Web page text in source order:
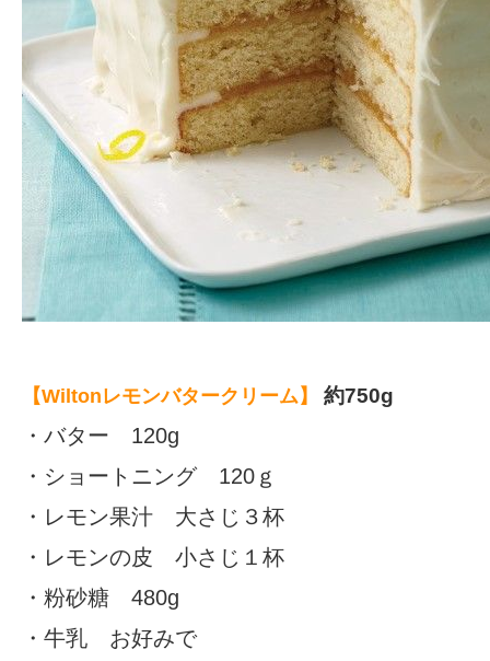
【Wiltonレモンバタークリーム】 約750g
・バター 120g
・ショートニング 120ｇ
・レモン果汁 大さじ３杯
・レモンの皮 小さじ１杯
・粉砂糖 480g
・牛乳 お好みで